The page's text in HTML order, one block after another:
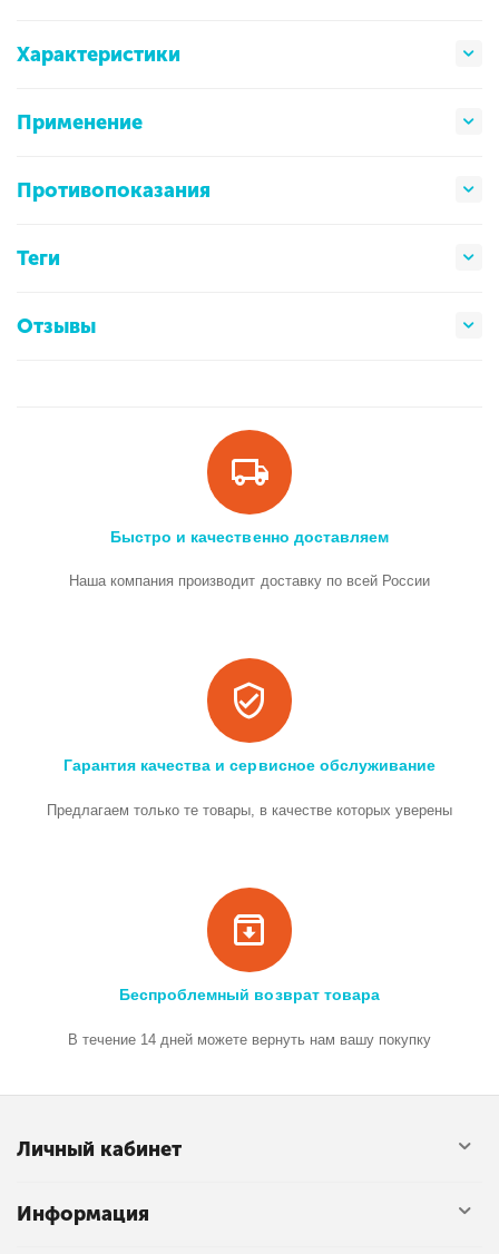
Характеристики
Применение
Противопоказания
Теги
Отзывы
Быстро и качественно доставляем
Наша компания производит доставку по всей России
Гарантия качества и сервисное обслуживание
Предлагаем только те товары, в качестве которых уверены
Беспроблемный возврат товара
В течение 14 дней можете вернуть нам вашу покупку
Личный кабинет
Информация